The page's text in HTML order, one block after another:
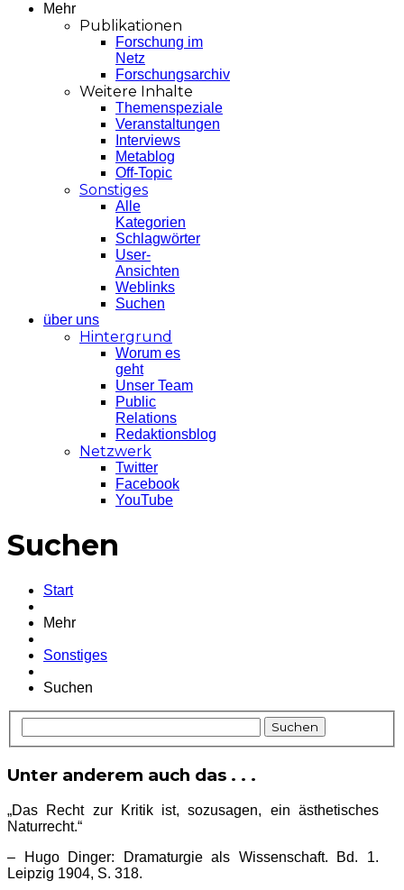
Mehr
Publikationen
Forschung im
Netz
Forschungsarchiv
Weitere Inhalte
Themenspeziale
Veranstaltungen
Interviews
Metablog
Off-Topic
Sonstiges
Alle
Kategorien
Schlagwörter
User-
Ansichten
Weblinks
Suchen
über uns
Hintergrund
Worum es
geht
Unser Team
Public
Relations
Redaktionsblog
Netzwerk
Twitter
Facebook
YouTube
Suchen
Start
Mehr
Sonstiges
Suchen
Suchen
Unter anderem auch das . . .
„Das Recht zur Kritik ist, sozusagen, ein ästhetisches
Naturrecht.“
– Hugo Dinger: Dramaturgie als Wissenschaft. Bd. 1.
Leipzig 1904, S. 318.